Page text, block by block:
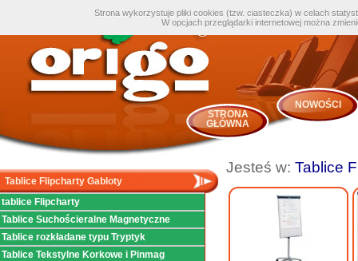
Strona wykorzystuje pliki cookies (tzw. ciasteczka) w celach
W opcjach przeglądarki internetowej można
STRONA
GŁÓWNA
NOWOŚCI
Tablice Flipcharty Gabloty
tablice Flipcharty
Tablice Suchościeralne Magnetyczne
Tablice rozkładane typu Tryptyk
Tablice Tekstylne Korkowe i Pinmag
Jesteś w: Tablice